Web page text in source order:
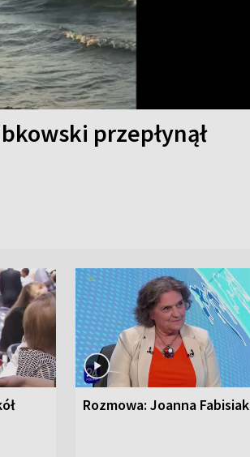
przepłynął
Rozmowa: Joanna Fabisiak